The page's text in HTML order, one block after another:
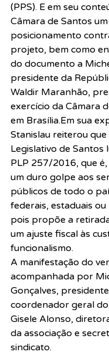
(PPS). E em seu
Câmara de Santos um
posicionamento
projeto, bem como
do documento a
presidente da
Waldir Maranhão,
exercício da Câmara
em Brasília.Em sua
Stanislau reiterou
Legislativo de Santos
PLP 257/2016, que
um duro golpe aos
públicos de todo o
federais, estaduais ou
pois propõe a
um ajuste fiscal às
funcionalismo.
A manifestação do
acompanhada por
Gonçalves,
coordenador geral do
Gisele Alonso,
da associação e
sindicato.